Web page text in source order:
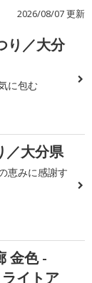
2026/08/07 更新
り／大分
に包む
／大分県
恵みに感謝す
金色 -
イトア